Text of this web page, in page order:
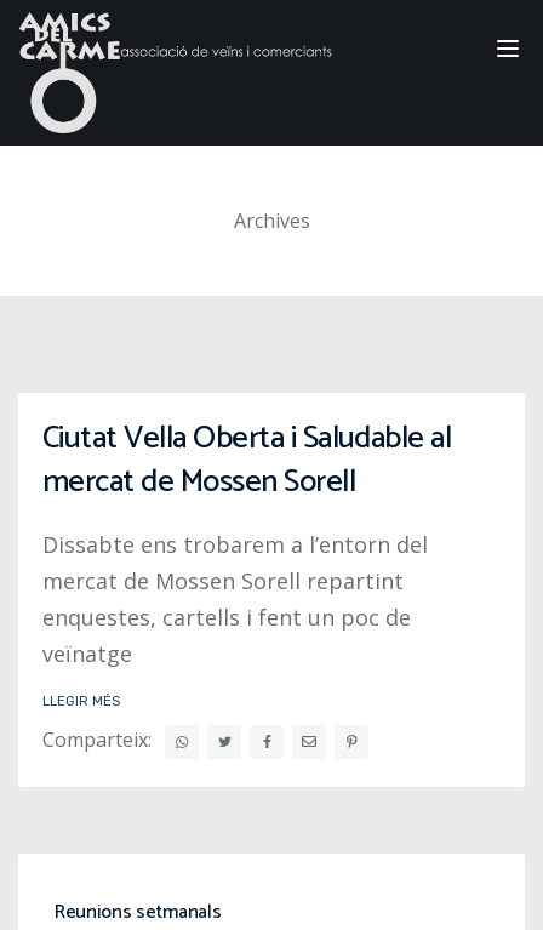
Archives
Ciutat Vella Oberta i Saludable al
mercat de Mossen Sorell
Dissabte ens trobarem a l’entorn del
mercat de Mossen Sorell repartint
enquestes, cartells i fent un poc de
veïnatge
LLEGIR MÉS
Comparteix:
Reunions setmanals